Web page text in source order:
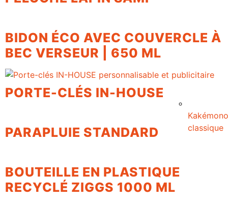
Kakémono
classique
BIDON ÉCO AVEC COUVERCLE À
BEC VERSEUR | 650 ML
PORTE-CLÉS IN-HOUSE
PARAPLUIE STANDARD
BOUTEILLE EN PLASTIQUE
RECYCLÉ ZIGGS 1000 ML